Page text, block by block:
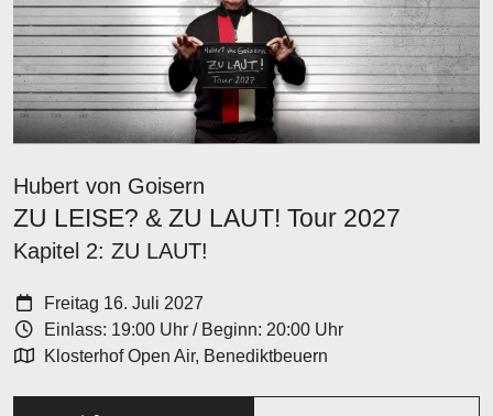
Hubert von Goisern
ZU LEISE? & ZU LAUT! Tour 2027
Kapitel 2: ZU LAUT!
Freitag 16. Juli 2027
Einlass: 19:00 Uhr / Beginn: 20:00 Uhr
Klosterhof Open Air, Benediktbeuern